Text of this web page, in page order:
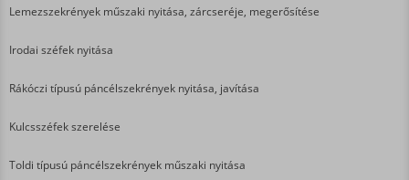
Lemezszekrények műszaki nyitása, zárcseréje, megerősítése
Irodai széfek nyitása
Rákóczi típusú páncélszekrények nyitása, javítása
Kulcsszéfek szerelése
Toldi típusú páncélszekrények műszaki nyitása